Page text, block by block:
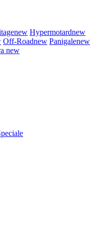
new Hypermotardnew
Off-Roadnew Panigalenew
new